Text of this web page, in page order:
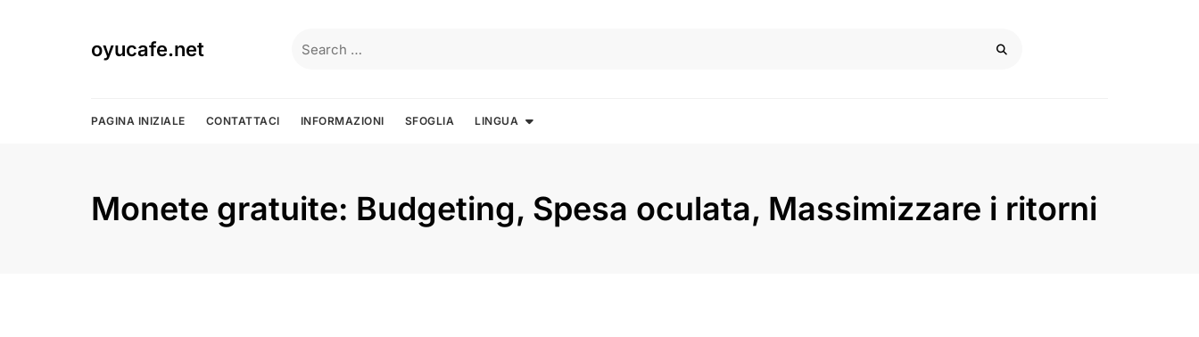
oyucafe.net
for:
PAGINA INIZIALE CONTATTACI INFORMAZIONI SFOGLIA LINGUA
Monete gratuite: Budgeting, Spesa oculata, Massimizzare i ritorni